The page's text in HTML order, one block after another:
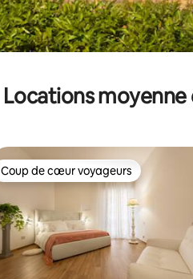
Locations
Coup de cœur voyageurs
Coup de cœur voyageurs